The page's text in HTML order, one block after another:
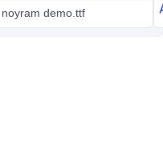
noyram demo.ttf